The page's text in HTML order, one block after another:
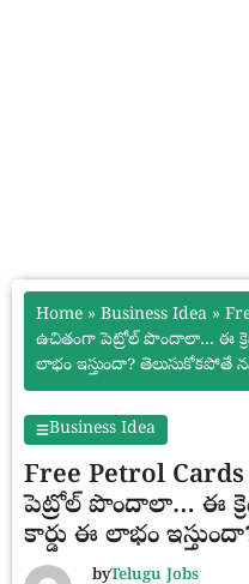
Home » Business Idea »
ఉచితంగా పెట్రోల్ పొందాలా… ఈ
లాభం ఇస్తుందా? తెలుసుకోకపోతే
Business Idea
Free Petrol
పెట్రోల్ పొందాలా… ఈ
కార్డు ఈ లాభం
byTelugu Jobs